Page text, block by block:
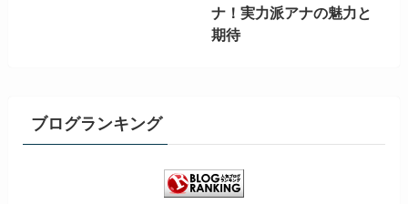
ナ！実力派アナの魅力と
期待
ブログランキング